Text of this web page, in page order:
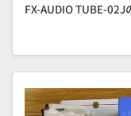
FX-AUDIO TUBE-